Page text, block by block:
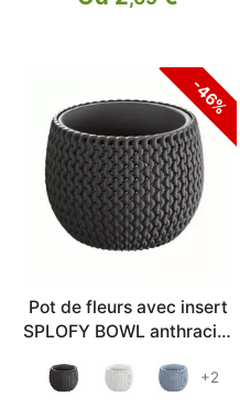
-46%
Pot de fleurs avec insert
SPLOFY BOWL anthracite
+2